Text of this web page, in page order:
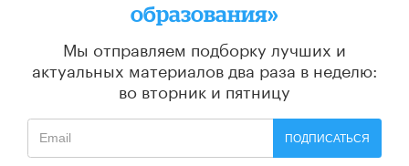
образования»
Мы отправляем подборку лучших и
актуальных материалов два раза в неделю:
во вторник и пятницу
ПОДПИСАТЬСЯ